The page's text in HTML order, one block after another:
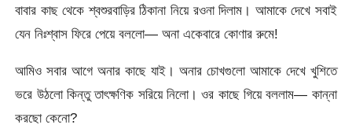
বাবার কাছ থেকে শ্বশুরবাড়ির ঠিকানা নিয়ে রওনা দিলাম। আমাকে দেখে সবাই
যেন নিঃশ্বাস ফিরে পেয়ে বললো— অনা একেবারে কোণার রুমে!
আমিও সবার আগে অনার কাছে যাই। অনার চোখগুলো আমাকে দেখে খুশিতে
ভরে উঠলো কিন্তু তাৎক্ষণিক সরিয়ে নিলো। ওর কাছে গিয়ে বললাম— কান্না
করছো কেনো?